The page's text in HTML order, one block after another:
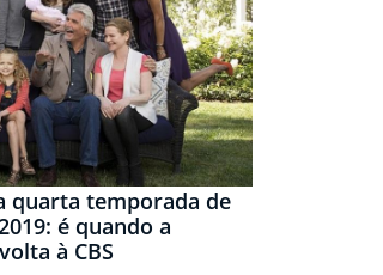
quarta temporada de
é quando a
à CBS